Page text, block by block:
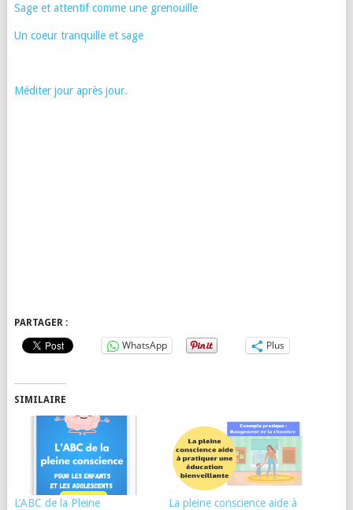
Sage et attentif comme une grenouille
Un coeur tranquille et sage
Méditer jour après jour.
PARTAGER :
WhatsApp Plus
SIMILAIRE
L’ABC de la Pleine
La pleine conscience aide à